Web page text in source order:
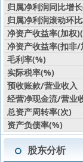
归属净利润同比增
归属净利润滚动环
净资产收益率(加权
净资产收益率(扣非
毛利率(%)
实际税率(%)
预收账款/营业收入
经营净现金流/营业
总资产周转率(次)
资产负债率(%)
股东分析